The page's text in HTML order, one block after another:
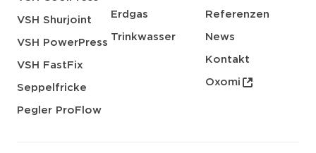
VSH Shurjoint
VSH PowerPress
VSH FastFix
Seppelfricke
Pegler ProFlow
Erdgas
Trinkwasser
Referenzen
News
Kontakt
Oxomi